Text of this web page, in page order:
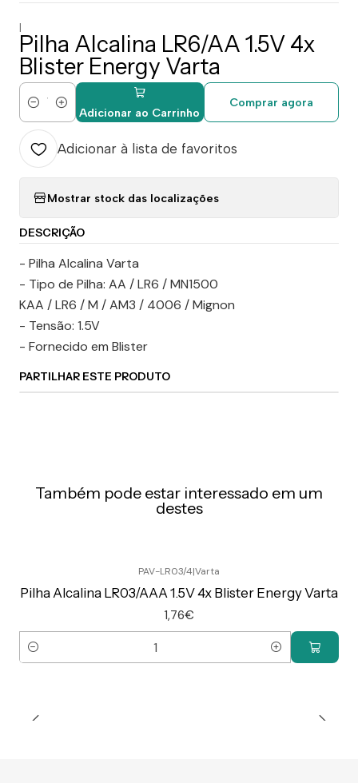
|
Pilha Alcalina LR6/AA 1.5V 4x
Blister Energy Varta
QuantidadeAdicionar ao Carrinho
Comprar agora
Adicionar à lista de favoritos
Mostrar stock das localizações
DESCRIÇÃO
- Pilha Alcalina Varta
- Tipo de Pilha: AA / LR6 / MN1500
KAA / LR6 / M / AM3 / 4006 / Mignon
- Tensão: 1.5V
- Fornecido em Blister
PARTILHAR ESTE PRODUTO
Também pode estar interessado em um
destes
PAV-LR03/4|Varta
Pilha Alcalina LR03/AAA 1.5V 4x Blister Energy Varta
1,76€
Quantidade